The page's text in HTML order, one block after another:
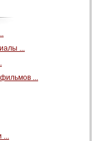
...
...
...